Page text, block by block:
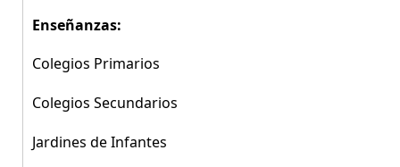
Enseñanzas:
Colegios Primarios
Colegios Secundarios
Jardines de Infantes